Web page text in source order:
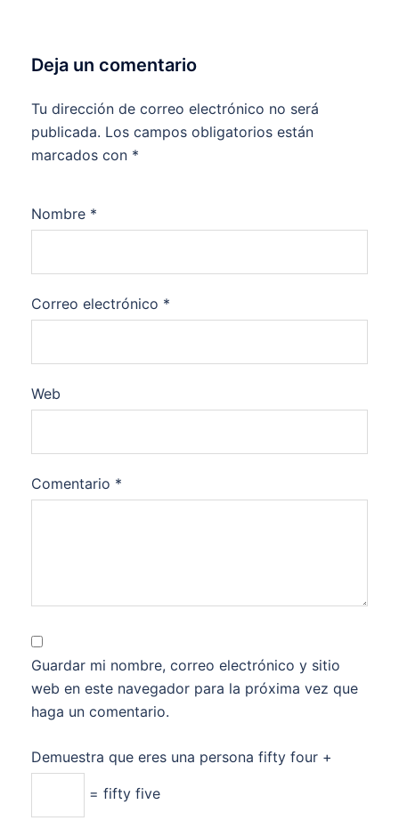
Deja un comentario
Tu dirección de correo electrónico no será
publicada. Los campos obligatorios están
marcados con *
Nombre *
Correo electrónico *
Web
Comentario *
Guardar mi nombre, correo electrónico y sitio
web en este navegador para la próxima vez que
haga un comentario.
Demuestra que eres una persona fifty four +
= fifty five